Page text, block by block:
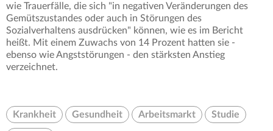
wie Trauerfälle, die sich "in negativen Veränderungen des
Gemütszustandes oder auch in Störungen des
Sozialverhaltens ausdrücken" können, wie es im Bericht
heißt. Mit einem Zuwachs von 14 Prozent hatten sie -
ebenso wie Angststörungen - den stärksten Anstieg
verzeichnet.
Krankheit Gesundheit Arbeitsmarkt Studie